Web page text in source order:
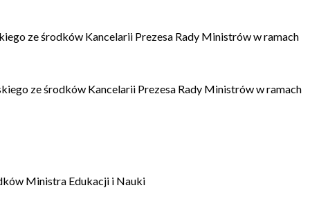
ze środków Kancelarii Prezesa Rady Ministrów w ramach
ze środków Kancelarii Prezesa Rady Ministrów w ramach
Ministra Edukacji i Nauki